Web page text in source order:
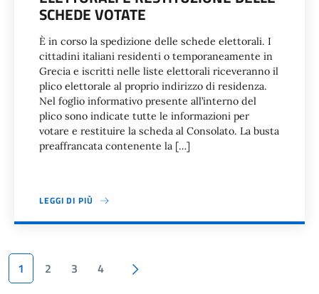
SCHEDE VOTATE
È in corso la spedizione delle schede elettorali. I
cittadini italiani residenti o temporaneamente in
Grecia e iscritti nelle liste elettorali riceveranno il
plico elettorale al proprio indirizzo di residenza.
Nel foglio informativo presente all’interno del
plico sono indicate tutte le informazioni per
votare e restituire la scheda al Consolato. La busta
preaffrancata contenente la […]
LEGGI DI PIÙ
Paginazione
1 2 3 4